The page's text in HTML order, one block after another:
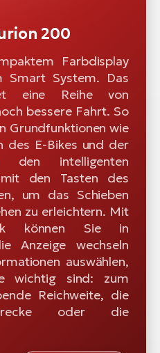
200
Farbdisplay
Smart System. Das
eine Reihe von
bessere Fahrt. So
Grundfunktionen wie
des E-Bikes und der
den intelligenten
mit den Tasten des
um das Schieben
zu erleichtern. Mit
können Sie in
Anzeige wechseln
auswählen,
wichtig sind: zum
Reichweite, die
oder die